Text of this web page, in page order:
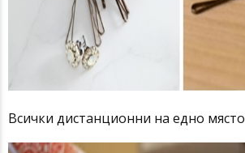
Всички дистанционни на едно място